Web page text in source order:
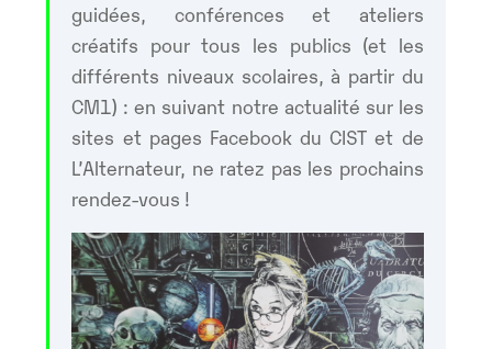
guidées, conférences et ateliers
créatifs pour tous les publics (et les
différents niveaux scolaires, à partir du
CM1) : en suivant notre actualité sur les
sites et pages Facebook du CIST et de
L’Alternateur, ne ratez pas les prochains
rendez-vous !